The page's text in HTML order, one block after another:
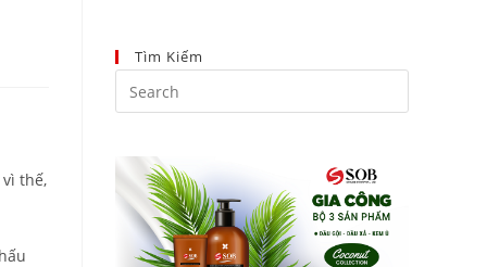
thế,
Tìm Kiếm